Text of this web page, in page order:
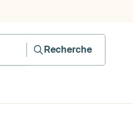
Recherche